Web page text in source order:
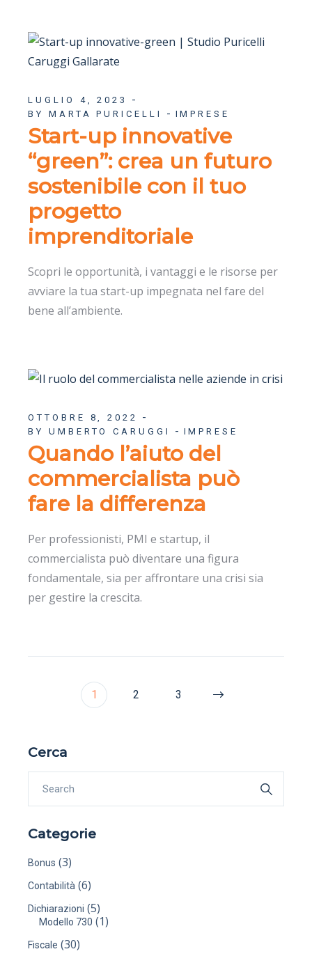
LUGLIO 4, 2023
BY MARTA PURICELLI
IMPRESE
Start-up innovative
“green”: crea un futuro
sostenibile con il tuo
progetto
imprenditoriale
Scopri le opportunità, i vantaggi e le risorse per
avviare la tua start-up impegnata nel fare del
bene all’ambiente.
OTTOBRE 8, 2022
BY UMBERTO CARUGGI
IMPRESE
Quando l’aiuto del
commercialista può
fare la differenza
Per professionisti, PMI e startup, il
commercialista può diventare una figura
fondamentale, sia per affrontare una crisi sia
per gestire la crescita.
1 2 3
Cerca
Categorie
Bonus (3)
Contabilità (6)
Dichiarazioni (5)
Modello 730 (1)
Fiscale (30)